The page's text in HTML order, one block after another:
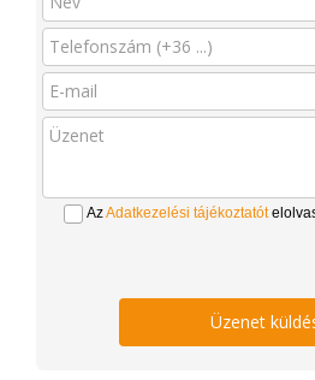
AzAdatkezelési tájékoztatót
Üzenet